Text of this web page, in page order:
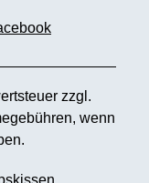
zzgl.
wenn